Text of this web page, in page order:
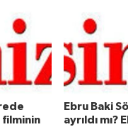
filminin
Ebru Baki
ayrıldı mı?